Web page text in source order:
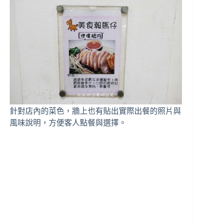
針對店內的菜色，牆上也有貼出實際出餐的照片與
風味說明，方便客人點餐與選擇。